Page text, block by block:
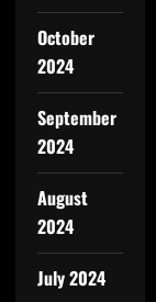
October
2024
September
2024
August
2024
July 2024